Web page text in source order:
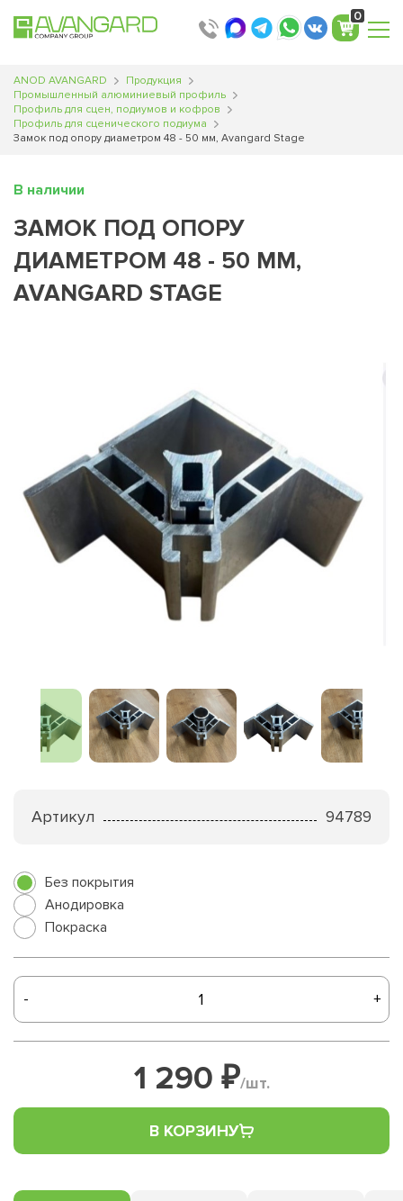
0
ANOD AVANGARD
Продукция
Промышленный алюминиевый профиль
Профиль для сцен, подиумов и кофров
Профиль для сценического подиума
Замок под опору диаметром 48 - 50 мм, Avangard Stage
В наличии
ЗАМОК ПОД ОПОРУ
ДИАМЕТРОМ 48 - 50 ММ,
AVANGARD STAGE
Артикул 94789
Без покрытия
Анодировка
Покраска
- +
1 290 ₽/шт.
В КОРЗИНУ